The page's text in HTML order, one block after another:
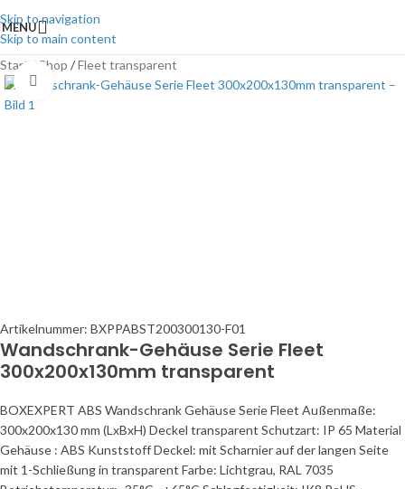
Skip to navigation
Skip to main content
MENU
Start / Shop /Fleet transparent
Click to enlarge
Artikelnummer: BXPPABST200300130-F01
Wandschrank-Gehäuse Serie Fleet
300x200x130mm transparent
BOXEXPERT ABS Wandschrank Gehäuse Serie Fleet Außenmaße:
300x200x130 mm (LxBxH) Deckel transparent Schutzart: IP 65 Material
Gehäuse : ABS Kunststoff Deckel: mit Scharnier auf der langen Seite
mit 1-Schließung in transparent Farbe: Lichtgrau, RAL 7035